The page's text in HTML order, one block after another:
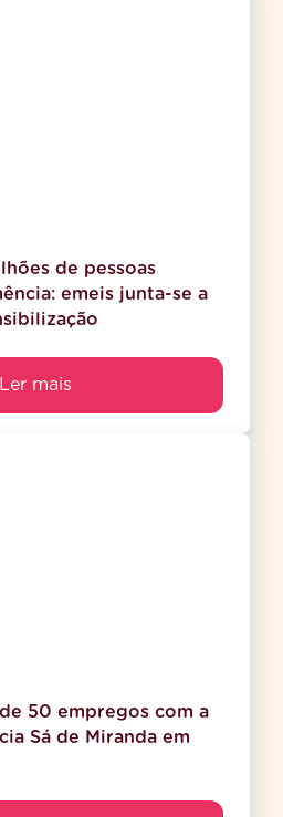
de pessoas
emeis junta-se a
Ler mais
50 empregos com a
Sá de Miranda em